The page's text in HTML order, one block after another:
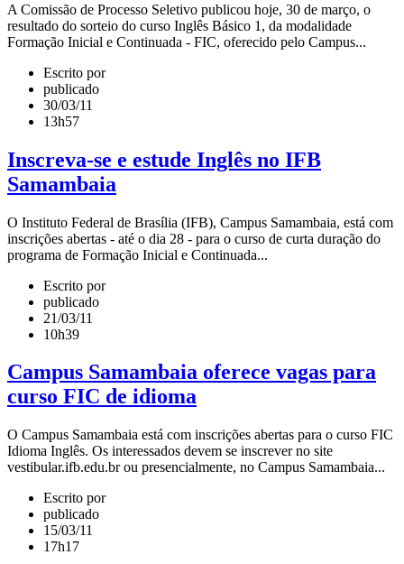
A Comissão de Processo Seletivo publicou hoje, 30 de março, o
resultado do sorteio do curso Inglês Básico 1, da modalidade
Formação Inicial e Continuada - FIC, oferecido pelo Campus...
Escrito por
publicado
30/03/11
13h57
Inscreva-se e estude Inglês no IFB
Samambaia
O Instituto Federal de Brasília (IFB), Campus Samambaia, está com
inscrições abertas - até o dia 28 - para o curso de curta duração do
programa de Formação Inicial e Continuada...
Escrito por
publicado
21/03/11
10h39
Campus Samambaia oferece vagas para
curso FIC de idioma
O Campus Samambaia está com inscrições abertas para o curso FIC
Idioma Inglês. Os interessados devem se inscrever no site
vestibular.ifb.edu.br ou presencialmente, no Campus Samambaia...
Escrito por
publicado
15/03/11
17h17